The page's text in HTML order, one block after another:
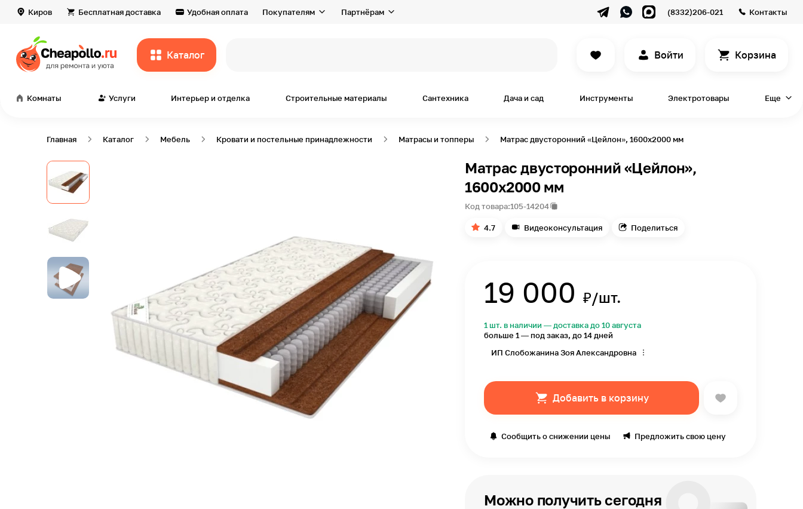
Киров Бесплатная доставка Удобная оплата Покупателям Партнёрам (8332)206-021 Контакты
Каталог Войти Корзина
Комнаты Услуги Интерьер и отделка Строительные материалы Сантехника Дача и сад Инструменты Электротовары Еще
Главная Каталог Мебель Кровати и постельные принадлежности Матрасы и топперы Матрас двусторонний «Цейлон», 1600х2000 мм
Матрас двусторонний «Цейлон»,
1600х2000 мм
Код товара:105-14204
4.7 Видеоконсультация Поделиться
19 000 ₽/шт.
1 шт. в наличии — доставка до 10 августа
больше 1 — под заказ, до 14 дней
ИП Слобожанина Зоя Александровна
Добавить в корзину
Сообщить о снижении цены Предложить свою цену
Можно получить сегодня